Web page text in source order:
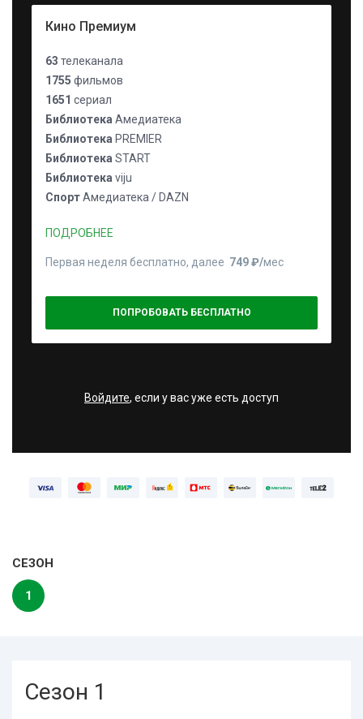
Кино Премиум
63 телеканала
1755 фильмов
1651 сериал
Библиотека Амедиатека
Библиотека PREMIER
Библиотека START
Библиотека viju
СпортАмедиатека / DAZN
ПОДРОБНЕЕ
Первая неделя бесплатно, далее 749 ₽⁠/⁠мес
ПОПРОБОВАТЬ БЕСПЛАТНО
Войдите, если у вас уже есть доступ
СЕЗОН
1
Сезон 1